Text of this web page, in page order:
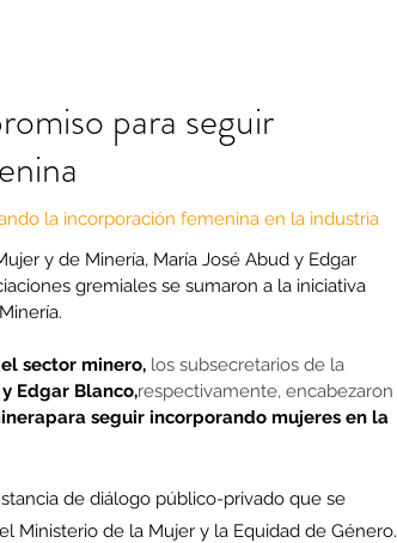
para seguir
la incorporación femenina en la industria
y de Minería, María José Abud y Edgar
gremiales se sumaron a la iniciativa
sector minero, los subsecretarios de la
Edgar Blanco,respectivamente, encabezaron
seguir incorporando mujeres en la
de diálogo público-privado que se
Ministerio de la Mujer y la Equidad de Género.